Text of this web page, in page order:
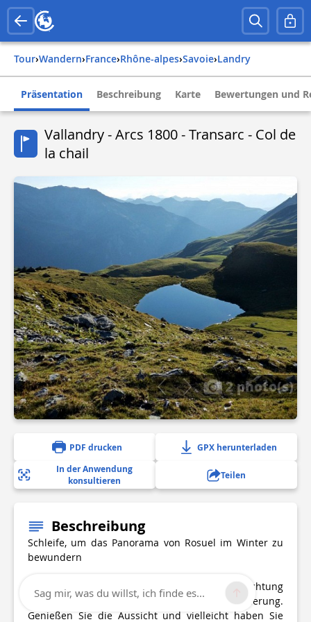
Tour› Wandern› france› rhône-alpes› savoie› landry
Präsentation Beschreibung Karte Bewertungen und
Vallandry - Arcs 1800 - Transarc - Col de
la chail
2 photo(s)
PDF drucken
GPX herunterladen
In der Anwendung
konsultieren
Teilen
Beschreibung
Schleife, um das Panorama von Rosuel im Winter zu
bewundern
Vom Zentrum Pont Baudin aus gehen Sie in Richtung
Refuge de Rosuel und folgen der blauen Markierung.
Genießen Sie die Aussicht und vielleicht haben Sie
Sag mir, was du willst, ich finde es...